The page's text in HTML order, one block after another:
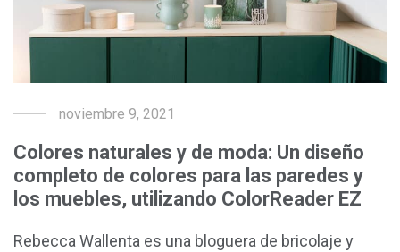
noviembre 9, 2021
Colores naturales y de moda: Un diseño
completo de colores para las paredes y
los muebles, utilizando ColorReader EZ
Rebecca Wallenta es una bloguera de bricolaje y